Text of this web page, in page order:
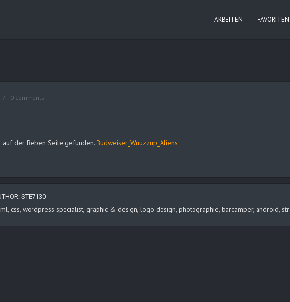
ARBEITEN
0 comments
auf der Beben Seite gefunden. Budweiser_Wuuzzup_Aliens
STE7130
css, wordpress specialist, graphic & design, logo design, photographie, barcamper, android,